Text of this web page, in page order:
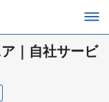
｜自社サービ